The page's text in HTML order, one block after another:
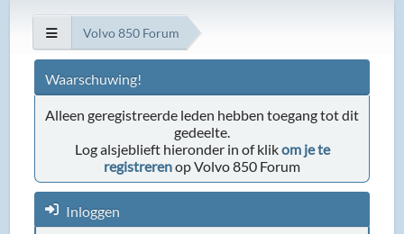
Volvo 850 Forum
Waarschuwing!
Alleen geregistreerde leden hebben toegang tot dit
gedeelte.
Log alsjeblieft hieronder in of klikom je te
registrerenop Volvo 850 Forum
Inloggen